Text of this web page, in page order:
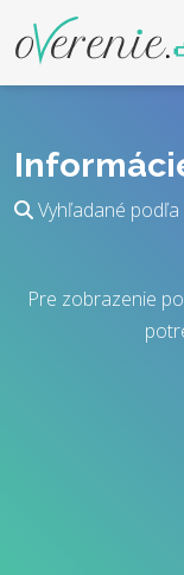
Vyhľadané podľa
Pre zobrazenie